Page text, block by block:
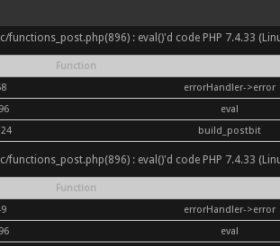
: eval()'d code PHP 7.4.33
Function
errorHandler->error
eval
build_postbit
: eval()'d code PHP 7.4.33
Function
errorHandler->error
eval